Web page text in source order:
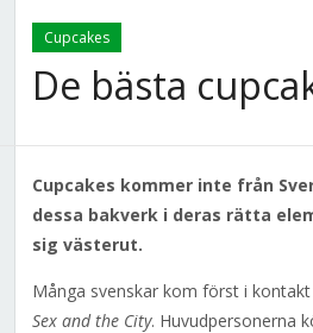
Cupcakes
De bästa
Cupcakes kommer inte från
dessa bakverk i deras rätta
sig västerut.
Många svenskar kom först i
Sex and the City. Huvudpersonerna